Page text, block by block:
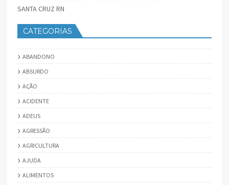
SANTA CRUZ RN
CATEGORIAS
ABANDONO
ABSURDO
AÇÃO
ACIDENTE
ADEUS
AGRESSÃO
AGRICULTURA
AJUDA
ALIMENTOS